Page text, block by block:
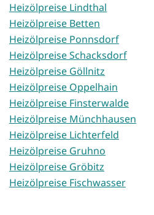
Heizölpreise Lindthal
Heizölpreise Betten
Heizölpreise Ponnsdorf
Heizölpreise Schacksdorf
Heizölpreise Göllnitz
Heizölpreise Oppelhain
Heizölpreise Finsterwalde
Heizölpreise Münchhausen
Heizölpreise Lichterfeld
Heizölpreise Gruhno
Heizölpreise Gröbitz
Heizölpreise Fischwasser